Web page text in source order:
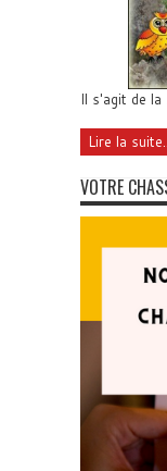
Il s'agit de la
Lire la
VOTRE